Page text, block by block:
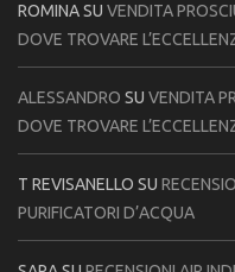
ROMINASU VENDITA
DOVE TROVARE
ALESSANDRO SU VENDITA
DOVE TROVARE
T REVISANELLO SU
PURIFICATORI D’ACQUA